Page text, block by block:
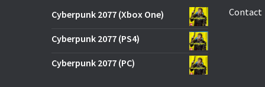
Cyberpunk 2077 (Xbox One)
Cyberpunk 2077 (PS4)
Cyberpunk 2077 (PC)
Contact